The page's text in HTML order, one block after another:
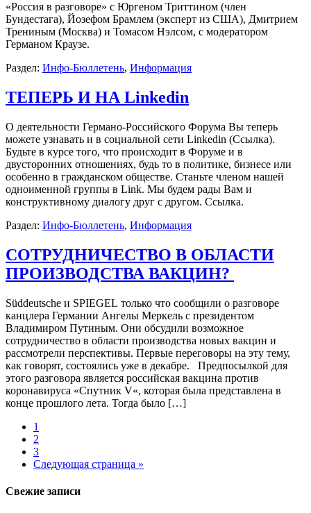
«Россия в разговоре» с Юргеном Триттином (член
Бундестага), Йозефом Брамлем (эксперт из США), Дмитрием
Трениным (Москва) и Томасом Нэлсом, с модератором
Германом Краузе.
Раздел: Инфо-Бюллетень, Информация
ТЕПЕРЬ И НА Linkedin
О деятельности Германо-Российского Форума Вы теперь
можете узнавать и в социальной сети Linkedin (Ссылка).
Будьте в курсе того, что происходит в Форуме и в
двусторонних отношениях, будь то в политике, бизнесе или
особенно в гражданском обществе. Станьте членом нашей
одноименной группы в Link. Мы будем рады Вам и
конструктивному диалогу друг с другом. Ссылка.
Раздел: Инфо-Бюллетень, Информация
СОТРУДНИЧЕСТВО В ОБЛАСТИ
ПРОИЗВОДСТВА ВАКЦИН?
Süddeutsche и SPIEGEL только что сообщили о разговоре
канцлера Германии Ангелы Меркель с президентом
Владимиром Путиным. Они обсудили возможное
сотрудничество в области производства новых вакцин и
рассмотрели перспективы. Первые переговоры на эту тему,
как говорят, состоялись уже в декабре. Предпосылкой для
этого разговора является российская вакцина против
коронавируса «Спутник V«, которая была представлена в
конце прошлого лета. Тогда было […]
1
2
3
Следующая страница »
Свежие записи